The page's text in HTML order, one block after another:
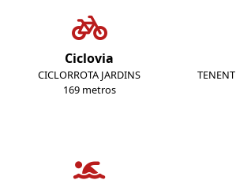
Ciclovia
CICLORROTA JARDINS
169 metros